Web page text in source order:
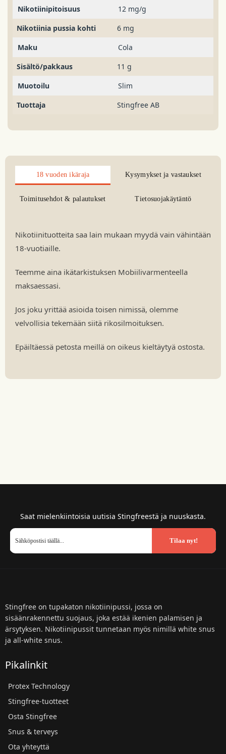
Nikotiinipitoisuus
12 mg/g
Nikotiinia pussia kohti
6 mg
Maku
Cola
Sisältö/pakkaus
11 g
Muotoilu
Slim
Tuottaja
Stingfree AB
18 vuoden ikäraja Kysymykset ja vastaukset
Toimitusehdot & palautukset Tietosuojakäytäntö
Nikotiinituotteita saa lain mukaan myydä vain vähintään
18-vuotiaille.
Teemme aina ikätarkistuksen Mobiilivarmenteella
maksaessasi.
Jos joku yrittää asioida toisen nimissä, olemme
velvollisia tekemään siitä rikosilmoituksen.
Epäiltäessä petosta meillä on oikeus kieltäytyä ostosta.
Saat mielenkiintoisia uutisia Stingfreestä ja nuuskasta.
Tilaa nyt!
Stingfree on tupakaton nikotiinipussi, jossa on
sisäänrakennettu suojaus, joka estää ikenien palamisen ja
ärsytyksen. Nikotiinipussit tunnetaan myös nimillä white snus
ja all-white snus.
Pikalinkit
Protex Technology
Stingfree-tuotteet
Osta Stingfree
Snus & terveys
Ota yhteyttä